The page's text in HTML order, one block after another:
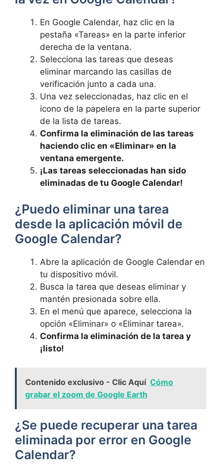
En Google Calendar,​ haz clic en​ la
pestaña «Tareas» en la parte inferior
derecha de la ventana.
Selecciona las tareas ⁤que deseas
eliminar marcando las casillas de
verificación junto a cada una.
Una vez seleccionadas, haz clic en ‌el
icono de la‌ papelera ​en la parte superior
de la lista de ‍tareas.
Confirma la eliminación de las⁤ tareas⁣
haciendo clic en «Eliminar» en la
ventana emergente.
¡Las tareas seleccionadas han sido
eliminadas de tu Google Calendar!
¿Puedo eliminar una tarea
‍desde la aplicación móvil de
⁣Google ‍Calendar?
Abre la aplicación de Google‌ Calendar en
tu dispositivo móvil.
Busca la tarea que deseas eliminar y
mantén presionada​ sobre ella.
En el menú que aparece, selecciona la
opción «Eliminar»⁣ o «Eliminar tarea».
Confirma la eliminación‌ de la ⁤tarea y
¡listo!
Contenido exclusivo - Clic Aquí Cómo
grabar el zoom de Google Earth
¿Se puede⁤ recuperar una tarea
eliminada por error‌ en Google
Calendar?